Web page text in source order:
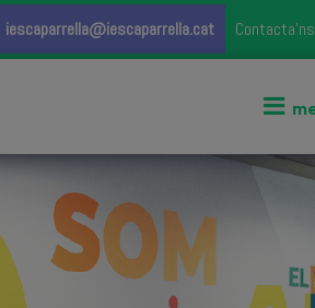
iescaparrella@iescaparrella.cat Contacta'ns